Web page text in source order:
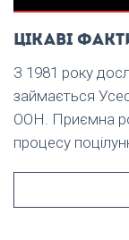
Цікаві
З 1981 року
займається
ООН. Приємна
процесу